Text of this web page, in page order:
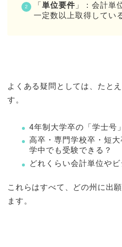
「 単位要件 」：会計単
一定数以上取得してい
よくある疑問としては、たと
す。
4年制大学卒の「学士号
高卒・専門学校卒・短
学中でも受験できる？
どれくらい会計単位や
これらはすべて、どの州に出
ます。